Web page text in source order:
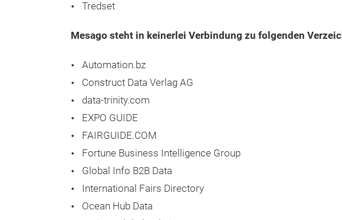
Tredset
Mesago steht in keinerlei Verbindung zu folgenden
Automation.bz
Construct Data Verlag AG
data-trinity.com
EXPO GUIDE
FAIRGUIDE.COM
Fortune Business Intelligence Group
Global Info B2B Data
International Fairs Directory
Ocean Hub Data